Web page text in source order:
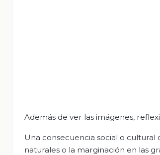
Además de ver las imágenes,
Una consecuencia social o
naturales o la marginación en las